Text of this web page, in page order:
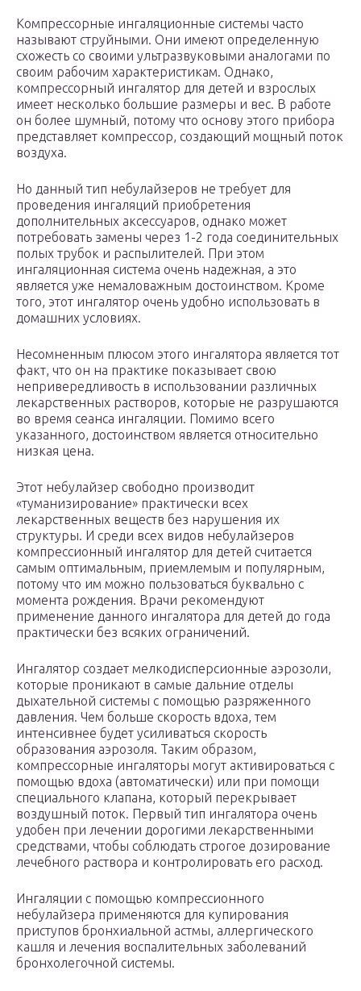
Компрессорные ингаляционные системы часто
называют струйными. Они имеют определенную
схожесть со своими ультразвуковыми аналогами по
своим рабочим характеристикам. Однако,
компрессорный ингалятор для детей и взрослых
имеет несколько большие размеры и вес. В работе
он более шумный, потому что основу этого прибора
представляет компрессор, создающий мощный поток
воздуха.
Но данный тип небулайзеров не требует для
проведения ингаляций приобретения
дополнительных аксессуаров, однако может
потребовать замены через 1-2 года соединительных
полых трубок и распылителей. При этом
ингаляционная система очень надежная, а это
является уже немаловажным достоинством. Кроме
того, этот ингалятор очень удобно использовать в
домашних условиях.
Несомненным плюсом этого ингалятора является тот
факт, что он на практике показывает свою
непривередливость в использовании различных
лекарственных растворов, которые не разрушаются
во время сеанса ингаляции. Помимо всего
указанного, достоинством является относительно
низкая цена.
Этот небулайзер свободно производит
«туманизирование» практически всех
лекарственных веществ без нарушения их
структуры. И среди всех видов небулайзеров
компрессионный ингалятор для детей считается
самым оптимальным, приемлемым и популярным,
потому что им можно пользоваться буквально с
момента рождения. Врачи рекомендуют
применение данного ингалятора для детей до года
практически без всяких ограничений.
Ингалятор создает мелкодисперсионные аэрозоли,
которые проникают в самые дальние отделы
дыхательной системы с помощью разряженного
давления. Чем больше скорость вдоха, тем
интенсивнее будет усиливаться скорость
образования аэрозоля. Таким образом,
компрессорные ингаляторы могут активироваться с
помощью вдоха (автоматически) или при помощи
специального клапана, который перекрывает
воздушный поток. Первый тип ингалятора очень
удобен при лечении дорогими лекарственными
средствами, чтобы соблюдать строгое дозирование
лечебного раствора и контролировать его расход.
Ингаляции с помощью компрессионного
небулайзера применяются для купирования
приступов бронхиальной астмы, аллергического
кашля и лечения воспалительных заболеваний
бронхолегочной системы.